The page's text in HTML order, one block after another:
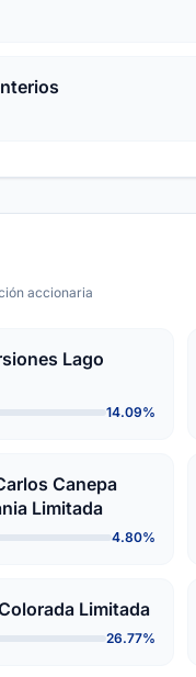
accionaria
Lago
14.09%
Canepa
Limitada
4.80%
Limitada
26.77%